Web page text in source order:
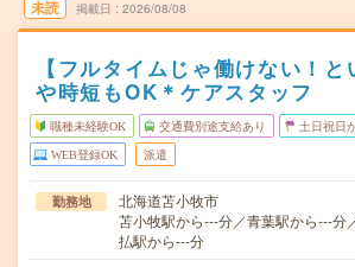
未読 掲載日 2026/08/08
【フルタイムじゃ働けない！
や時短もOK＊ケアスタッフ
職種未経験OK 交通費別途支給あり 土日祝日
WEB登録OK 派遣
勤務地
北海道苫小牧市
苫小牧駅から---分／青葉駅から---分
払駅から---分